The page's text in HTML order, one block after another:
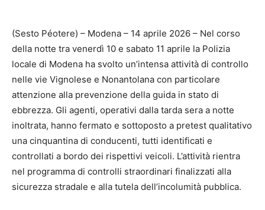
(Sesto Péotere) – Modena – 14 aprile 2026 – Nel corso
della notte tra venerdì 10 e sabato 11 aprile la Polizia
locale di Modena ha svolto un’intensa attività di controllo
nelle vie Vignolese e Nonantolana con particolare
attenzione alla prevenzione della guida in stato di
ebbrezza. Gli agenti, operativi dalla tarda sera a notte
inoltrata, hanno fermato e sottoposto a pretest qualitativo
una cinquantina di conducenti, tutti identificati e
controllati a bordo dei rispettivi veicoli. L’attività rientra
nel programma di controlli straordinari finalizzati alla
sicurezza stradale e alla tutela dell’incolumità pubblica.